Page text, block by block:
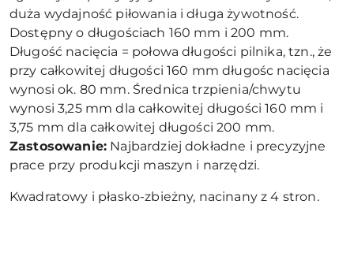
duża wydajność piłowania i długa żywotność.
Dostępny o długościach 160 mm i 200 mm.
Długość nacięcia = połowa długości pilnika, tzn., że
przy całkowitej długości 160 mm długośc nacięcia
wynosi ok. 80 mm. Średnica trzpienia/chwytu
wynosi 3,25 mm dla całkowitej długości 160 mm i
3,75 mm dla całkowitej długości 200 mm.
Zastosowanie: Najbardziej dokładne i precyzyjne
prace przy produkcji maszyn i narzędzi.
Kwadratowy i płasko-zbieżny, nacinany z 4 stron.